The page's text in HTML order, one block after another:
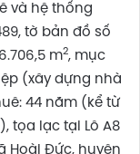
và hệ thống
tờ bản đồ số
m2, mục
(xây dựng nhà
44 năm (kể từ
tọa lạc tại Lô A8
Hoài Đức, huyện